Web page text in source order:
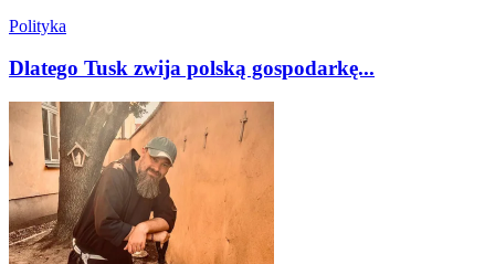
Polityka
Dlatego Tusk zwija polską gospodarkę...